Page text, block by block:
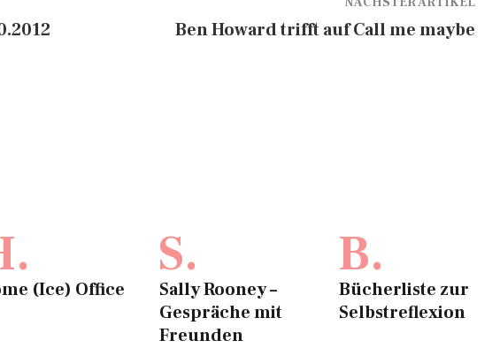
Ben Howard trifft auf Call me maybe
(Ice) Office
S.
Sally Rooney –
Gespräche mit
Freunden
B.
Bücherliste zur
Selbstreflexion